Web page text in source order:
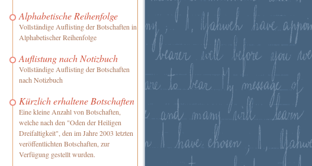
Alphabetische Reihenfolge
Vollständige Auflisting der Botschaften in
Alphabetischer Reihenfolge
Auflistung nach Notizbuch
Vollständige Auflisting der Botschaften
nach Notizbuch
Kürzlich erhaltene Botschaften
Eine kleine Anzahl von Botschaften,
welche nach den "Oden der Heiligen
Dreifaltigkeit", den im Jahre 2003 letzten
veröffentlichten Botschaften, zur
Verfügung gestellt wurden.